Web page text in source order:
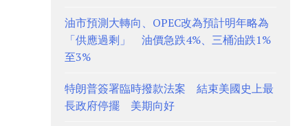
油市預測大轉向、OPEC改為預計明年略為
「供應過剩」 油價急跌4%、三桶油跌1%
至3%
特朗普簽署臨時撥款法案 結束美國史上最
長政府停擺 美期向好